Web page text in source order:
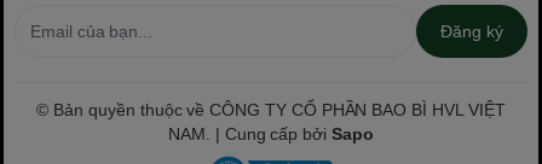
Đăng ký
© Bản quyền thuộc về CÔNG TY CỔ PHẦN BAO BÌ HVL VIỆT
NAM. | Cung cấp bởiSapo